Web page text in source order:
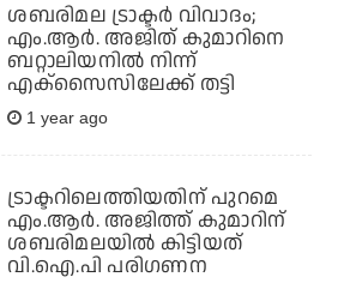
ശബരിമല ട്രാക്ടര്‍ വിവാദം;
എം.ആര്‍. അജിത് കുമാറിനെ
ബറ്റാലിയനില്‍ നിന്ന്
എക്‌സൈസിലേക്ക് തട്ടി
1 year ago
ട്രാക്ടറിലെത്തിയതിന് പുറമെ
എം.ആര്‍. അജിത്ത് കുമാറിന്
ശബരിമലയില്‍ കിട്ടിയത്
വി.ഐ.പി പരിഗണന